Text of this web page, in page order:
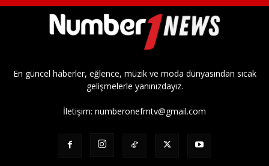
En güncel haberler, eğlence, müzik ve moda dünyasından sıcak
gelişmelerle yanınızdayız.
İletişim: numberonefmtv@gmail.com